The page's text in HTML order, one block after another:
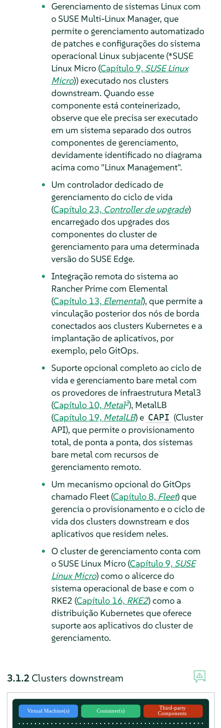
Gerenciamento de sistemas Linux com
o SUSE Multi-Linux Manager, que
permite o gerenciamento automatizado
de patches e configurações do sistema
operacional Linux subjacente (*SUSE
Linux Micro (Capítulo 9, SUSE Linux
Micro)) executado nos clusters
downstream. Quando esse
componente está conteinerizado,
observe que ele precisa ser executado
em um sistema separado dos outros
componentes de gerenciamento,
devidamente identificado no diagrama
acima como "Linux Management".
Um controlador dedicado de
gerenciamento do ciclo de vida
(Capítulo 23, Controller de upgrade)
encarregado dos upgrades dos
componentes do cluster de
gerenciamento para uma determinada
versão do SUSE Edge.
Integração remota do sistema ao
Rancher Prime com Elemental
(Capítulo 13, Elemental), que permite a
vinculação posterior dos nós de borda
conectados aos clusters Kubernetes e a
implantação de aplicativos, por
exemplo, pelo GitOps.
Suporte opcional completo ao ciclo de
vida e gerenciamento bare metal com
os provedores de infraestrutura Metal3
(Capítulo 10, Metal3), MetalLB
(Capítulo 19, MetalLB) e CAPI (Cluster
API), que permite o provisionamento
total, de ponta a ponta, dos sistemas
bare metal com recursos de
gerenciamento remoto.
Um mecanismo opcional do GitOps
chamado Fleet (Capítulo 8, Fleet) que
gerencia o provisionamento e o ciclo de
vida dos clusters downstream e dos
aplicativos que residem neles.
O cluster de gerenciamento conta com
o SUSE Linux Micro (Capítulo 9, SUSE
Linux Micro) como o alicerce do
sistema operacional de base e com o
RKE2 (Capítulo 16, RKE2) como a
distribuição Kubernetes que oferece
suporte aos aplicativos do cluster de
gerenciamento.
3.1.2 Clusters downstream